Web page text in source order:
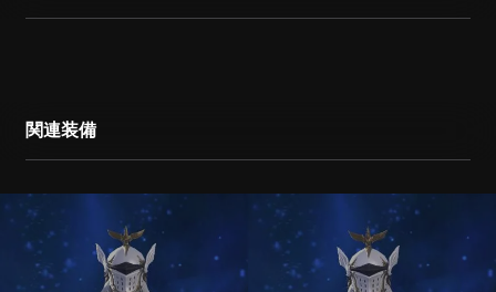
関連装備